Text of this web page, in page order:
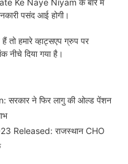
पसंद आई होगी।
तो हमारे व्हाट्सएप ग्रुप पर
नीचे दिया गया है।
ने फिर लागु की ओल्ड पेंशन
Released: राजस्थान CHO